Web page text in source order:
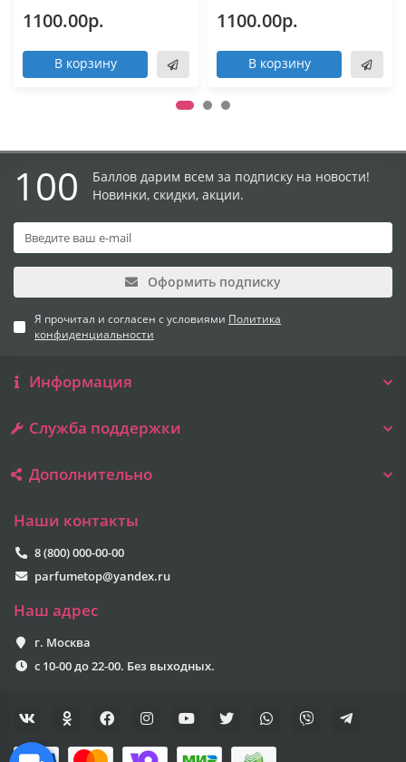
1100.00р.
В корзину
1100.00р.
В корзину
100
Баллов дарим всем за подписку на новости!
Новинки, скидки, акции.
Оформить подписку
Я прочитал и согласен с условиями Политика
конфиденциальности
Информация
Служба поддержки
Дополнительно
Наши контакты
8 (800) 000-00-00
parfumetop@yandex.ru
Наш адрес
г. Москва
с 10-00 до 22-00. Без выходных.